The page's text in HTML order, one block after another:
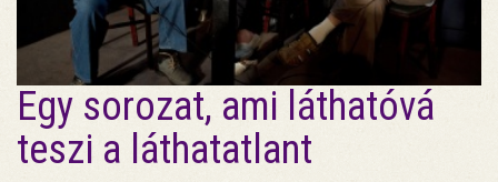
Egy sorozat, ami láthatóvá
teszi a láthatatlant